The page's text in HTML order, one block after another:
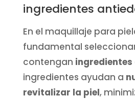
ingredientes
En el maquillaje para
fundamental
contengan
ingredientes ayudan a
revitalizar la piel,